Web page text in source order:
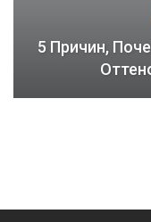
5 Причин,